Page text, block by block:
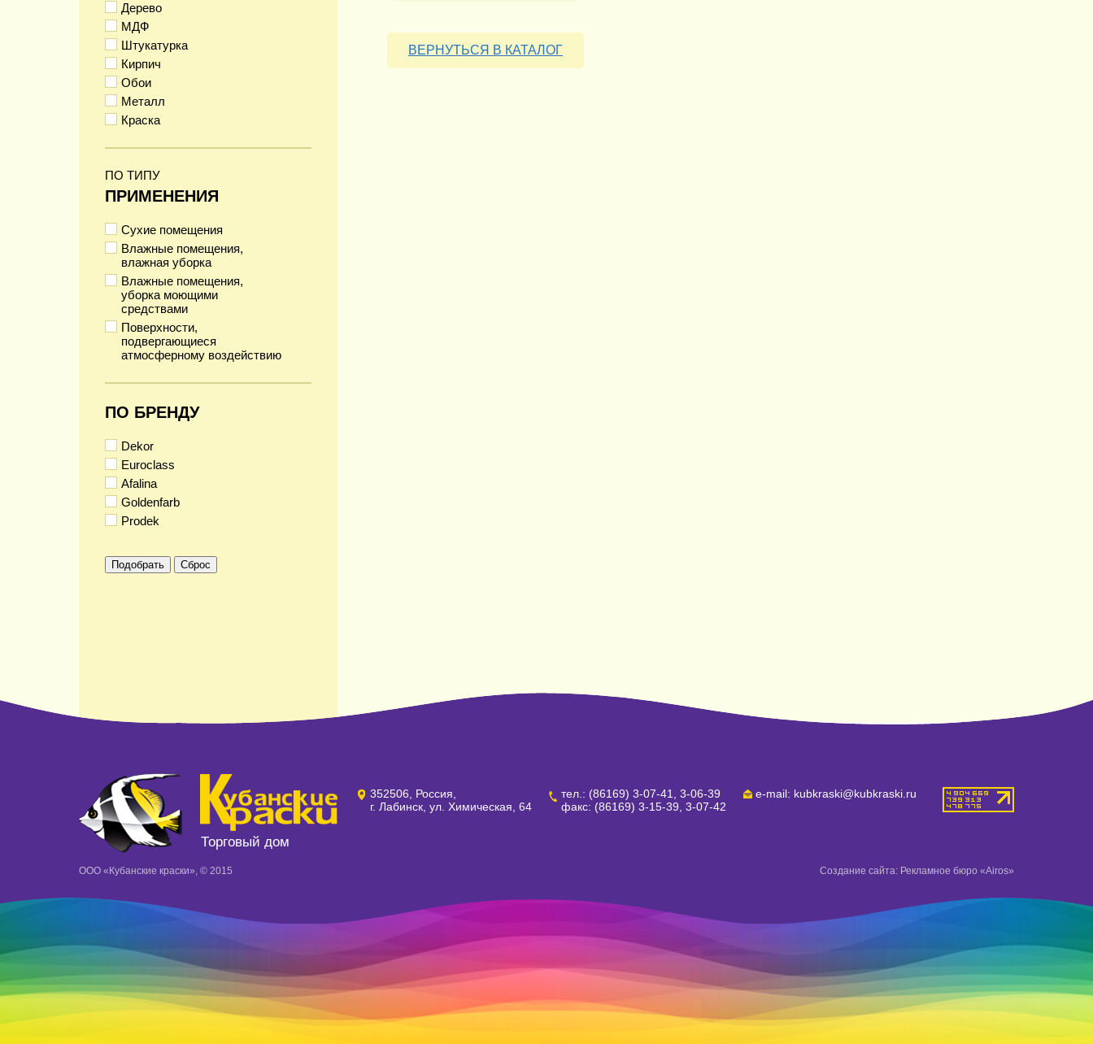
Дерево
МДФ
Штукатурка
Кирпич
Обои
Металл
Краска
ПО ТИПУ
ПРИМЕНЕНИЯ
Сухие помещения
Влажные помещения,
влажная уборка
Влажные помещения,
уборка моющими
средствами
Поверхности,
подвергающиеся
атмосферному воздействию
ПО БРЕНДУ
Dekor
Euroclass
Afalina
Goldenfarb
Prodek
ВЕРНУТЬСЯ В КАТАЛОГ
Торговый дом
352506, Россия,
г. Лабинск, ул. Химическая, 64
тел.: (86169) 3-07-41, 3-06-39
факс: (86169) 3-15-39, 3-07-42
e-mail: kubkraski@kubkraski.ru
ООО «Кубанские краски», © 2015 Создание сайта: Рекламное бюро «Airos»